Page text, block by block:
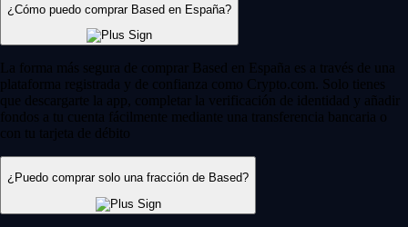
¿Cómo puedo comprar Based en España?
La forma más segura de comprar Based en España es a través de una
plataforma registrada y de confianza como Crypto.com. Solo tienes
que descargarte la app, completar la verificación de identidad y añadir
fondos a tu cuenta fácilmente mediante una transferencia bancaria o
con tu tarjeta de débito
¿Puedo comprar solo una fracción de Based?